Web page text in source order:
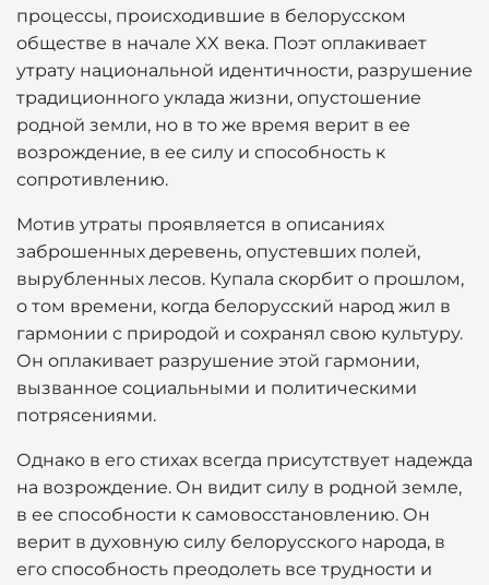
процессы, происходившие в белорусском
обществе в начале XX века. Поэт оплакивает
утрату национальной идентичности, разрушение
традиционного уклада жизни, опустошение
родной земли, но в то же время верит в ее
возрождение, в ее силу и способность к
сопротивлению.
Мотив утраты проявляется в описаниях
заброшенных деревень, опустевших полей,
вырубленных лесов. Купала скорбит о прошлом,
о том времени, когда белорусский народ жил в
гармонии с природой и сохранял свою культуру.
Он оплакивает разрушение этой гармонии,
вызванное социальными и политическими
потрясениями.
Однако в его стихах всегда присутствует надежда
на возрождение. Он видит силу в родной земле,
в ее способности к самовосстановлению. Он
верит в духовную силу белорусского народа, в
его способность преодолеть все трудности и